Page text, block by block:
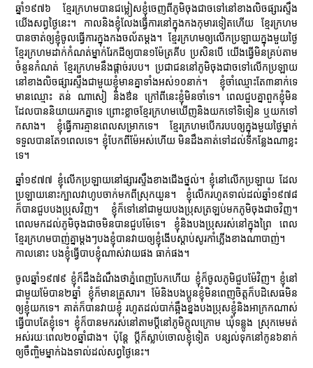
ឆ្នាំ១៩៧៦ ខ្មែរក្រហមបានជម្លៀសខ្ញុំចេញពីភូមិចុងជាចទៅនៅខាងលិចផ្សារស្ទឹង
យើងសព្វថ្ងៃនេះ។ កាលនិងខ្ញុំលែងធ្វើការនៅក្នុងកងកុមារទៀតហើយ ខ្មែរក្រហម
បានចាត់ឲ្យខ្ញុំចូលធ្វើការក្នុងកងចល័តម្ដង។ ខ្មែរក្រហមឲ្យលើកប្រឡាយក្នុងមួយថ្ងៃ
ខ្មែរក្រហមដាក់កំណត់ម្នាក់រែកដីឲ្យបាន១ម៉ែត្រគីប ប្រសិនបើ យើងធ្វើមិនគ្រប់តាម
ចំនួនកំណត់ ខ្មែរក្រហមនឹងផ្ដាច់របប។ ប្រជាជននៅភូមិចុងជាចទៅលើកប្រឡាយ
នៅខាងលិចផ្សារស្ទឹងជាមួយខ្ញុំមានគ្នាទាំងអស់១០នាក់។ ខ្ញុំចាំឈ្មោះតែ៣នាក់ទេ
មានឈ្មោះ តន់ ណាសៀ និងឳន ក្រៅពីនេះខ្ញុំមិនចាំទេ។ ពេលជួបគ្នាពួកខ្ញុំមិន
ដែលបាននិយាយរកគ្នាទេ ព្រោះខ្លាចខ្មែរក្រហមឃើញនិងយកទៅទិទៀន ឬយកទៅ
កសាង។ ខ្ញុំធ្វើការគ្មានពេលសម្រាកទេ។ ខ្មែរក្រហមបើករបបឲ្យក្នុងមួយថ្ងៃម្នាក់
ទទួលបានតែ១ពេលទេ។ ខ្ញុំបែកពីម៉ែអស់ហើយ មិនដឹងគាត់ទៅដល់ទីកន្លែងណាខ្លះ
ទេ។
ឆ្នាំ១៩៧៧ ខ្ញុំលើកប្រឡាយនៅផ្សារស្ទឹងខាងជើងថ្នល់។ ខ្ញុំនៅលើកប្រឡាយ ដែល
ប្រឡាយនោះក្បាលវាហូបចាក់មកពីស្រុកយួន។ ខ្ញុំលើករហូតទាល់ដល់ឆ្នាំ១៩៧៨
ក៏បានជួបបងប្រុសវិញ។ ខ្ញុំក៏ទៅនៅជាមួយបងប្រុសត្រឡប់មកភូមិចុងជាចវិញ។
ពេលមកដល់ភូមិចុងជាចមិនបានជួបម៉ែទេ។ ខ្ញុំនិងបងប្រុសរស់នៅក្នុងព្រៃ ពេល
ខ្មែរក្រហមបាញ់គ្នាម្ដងៗបងខ្ញុំបានវាយឲ្យខ្ញុំងើបស្ដាប់សូរកាំភ្លើងខាងណាបាញ់។
កាលនោះ បងខ្ញុំធ្វើបាបខ្ញុំណាស់វាយផង ធាក់ផង។
ចូលឆ្នាំ១៩៧៩ ខ្ញុំក៏ដឹងដំណឹងថាភ្នំពេញបែកហើយ ខ្ញុំក៏ចូលភូមិជួបម៉ែវិញ។ ខ្ញុំនៅ
ជាមួយម៉ែបាន២ឆ្នាំ ខ្ញុំក៏មានគ្រួសារ។ ម៉ែនិងបងប្អូនខ្ញុំមិនពេញចិត្តក៏បដិសេធមិន
ឲ្យខ្ញុំយកទេ។ គាត់ក៏បានវាយខ្ញុំ រហូតដល់បាក់ឆ្អឹងខ្នងបងប្រុសខ្ញុំនិងអាក្រកណាស់
ធ្វើបាបតែខ្ញុំទេ។ ខ្ញុំក៏បានមករស់នៅតាមប្ដីនៅភូមិក្ដុលក្រោម ឃុំទន្លូង ស្រុកមេមត់
អស់រយៈពេល២០ឆ្នាំជាង។ ប៉ុន្ដែ ប្ដីក៏ស្លាប់ចោលខ្ញុំទៀត បន្សល់ទុកនៅកូន៦នាក់
ឲ្យចឹញ្ចិមម្នាក់ឯងទាល់ដល់សព្វថ្ងៃនេះ។